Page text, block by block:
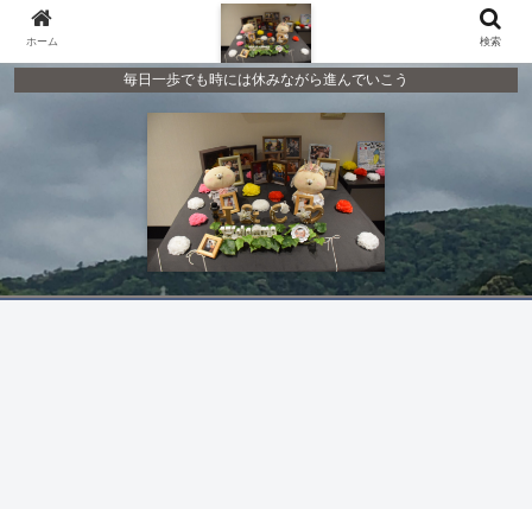
毎日一歩でも時には休みながら進んでいこう
ホーム 検索